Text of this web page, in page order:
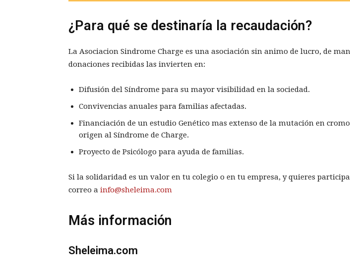
¿Para qué se destinaría la recaudación?
La Asociacion Sindrome Charge es una asociación sin animo de lucro, de
donaciones recibidas las invierten en:
Difusión del Síndrome para su mayor visibilidad en la sociedad.
Convivencias anuales para familias afectadas.
Financiación de un estudio Genético mas extenso de la mutación en
origen al Síndrome de Charge.
Proyecto de Psicólogo para ayuda de familias.
Si la solidaridad es un valor en tu colegio o en tu empresa, y quieres
correo a info@sheleima.com
Más información
Sheleima.com